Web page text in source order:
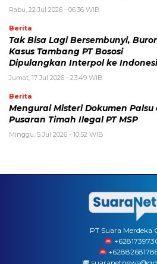
Rabu, 22 Jul 2026 - 06:36 WIB
Berita
Tak Bisa Lagi Bersembunyi,
Kasus Tambang PT Bososi
Dipulangkan Interpol ke
Jumat, 17 Jul 2026 - 23:49 WIB
Berita
Mengurai Misteri Dokumen Palsu
Pusaran Timah Ilegal PT MSP
Minggu, 5 Jul 2026 - 10:52 WIB
PT Suara Merdeka